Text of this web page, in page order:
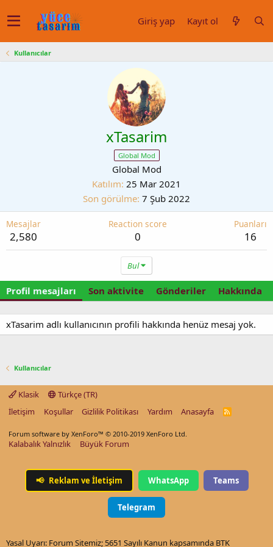
Giriş yap Kayıt ol
Kullanıcılar
xTasarim
Global Mod
Global Mod
Katılım 25 Mar 2021
Son görülme 7 Şub 2022
Mesajlar
2,580
Reaction score
0
Puanları
16
Bul
Profil mesajları Son aktivite Gönderiler Hakkında
xTasarim adlı kullanıcının profili hakkında henüz mesaj yok.
Kullanıcılar
Klasik
Türkçe (TR)
İletişim
Koşullar Gizlilik Politikası Yardım Anasayfa
R
Forum software by XenForo™ © 2010-2019 XenForo Ltd.
Kalabalık Yalnızlık Büyük Forum
📢 Reklam ve İletişim WhatsApp Teams
Telegram
Yasal Uyarı: Forum Sitemiz; 5651 Sayılı Kanun kapsamında BTK